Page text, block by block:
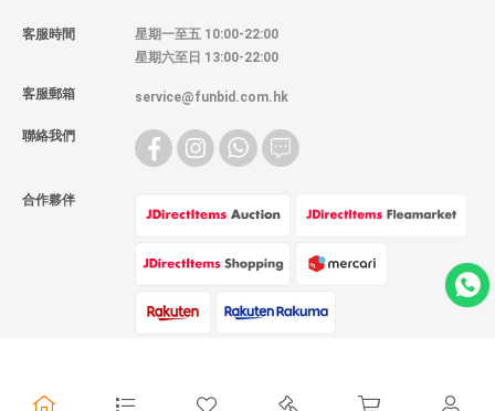
客服時間
星期一至五 10:00-22:00
星期六至日 13:00-22:00
客服郵箱 service@funbid.com.hk
聯絡我們
合作夥伴